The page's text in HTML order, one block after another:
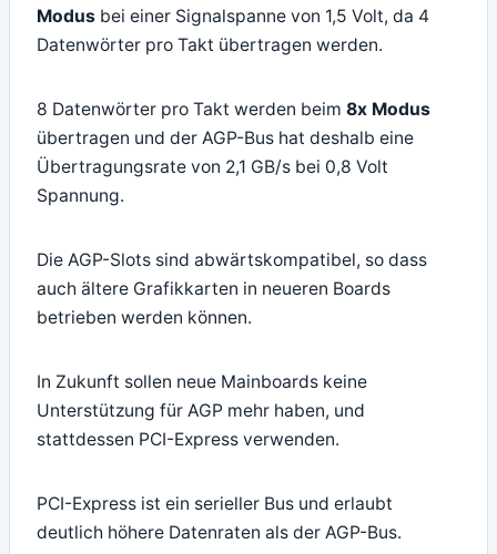
Modus bei einer Signalspanne von 1,5 Volt, da 4
Datenwörter pro Takt übertragen werden.
8 Datenwörter pro Takt werden beim 8x Modus
übertragen und der AGP-Bus hat deshalb eine
Übertragungsrate von 2,1 GB/s bei 0,8 Volt
Spannung.
Die AGP-Slots sind abwärtskompatibel, so dass
auch ältere Grafikkarten in neueren Boards
betrieben werden können.
In Zukunft sollen neue Mainboards keine
Unterstützung für AGP mehr haben, und
stattdessen PCI-Express verwenden.
PCI-Express ist ein serieller Bus und erlaubt
deutlich höhere Datenraten als der AGP-Bus.